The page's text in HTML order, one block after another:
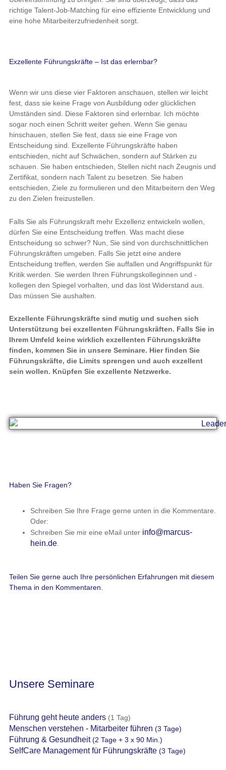
richtige Talent-Job-Matching für eine effiziente Entwicklung und
eine hohe Mitarbeiterzufriedenheit sorgt.
Exzellente Führungskräfte – Ist das erlernbar?
Wenn wir uns diese vier Faktoren anschauen, stellen wir leicht
fest, dass sie keine Frage von Ausbildung oder glücklichen
Umständen sind. Diese Faktoren sind erlernbar. Ich möchte
sogar noch einen Schritt weiter gehen. Wenn Sie genau
hinschauen, stellen Sie fest, dass sie eine Frage von
Entscheidung sind. Exzellente Führungskräfte haben
entschieden, nicht auf Schwächen, sondern auf Stärken zu
schauen. Sie haben entschieden, Stellen nicht nach Zeugnis und
Zertifikat, sondern nach Talent zu besetzen. Sie haben
entschieden, Ziele zu formulieren und den Mitarbeitern den Weg
zu den Zielen freizustellen.
Falls Sie als Führungskraft mehr Exzellenz entwickeln wollen,
dürfen Sie eine Entscheidung treffen. Was macht diese
Entscheidung so schwer? Nun, Sie sind von durchschnittlichen
Führungskräften umgeben. Falls Sie jetzt eine andere
Entscheidung treffen, werden Sie auffallen und Angriffspunkt für
Kritik werden. Sie werden Ihren Führungskolleginnen und -
kollegen den Spiegel vorhalten, und das löst Widerstand aus.
Das müssen Sie aushalten.
Exzellente Führungskräfte sind mutig und suchen sich
Unterstützung bei exzellenten Führungskräften. Falls Sie in
Ihrem Umfeld keine wirklich exzellenten Führungskräfte
finden, kommen Sie in unsere Seminare. Hier finden Sie
Führungskräfte, die Limits sprengen und auch exzellent
sein wollen. Knüpfen Sie exzellente Netzwerke.
Haben Sie Fragen?
Schreiben Sie Ihre Frage gerne unten in die Kommentare.
Oder:
Schreiben Sie mir eine eMail unter info@marcus-
hein.de.
Teilen Sie gerne auch Ihre persönlichen Erfahrungen mit diesem
Thema in den Kommentaren.
Unsere Seminare
Führung geht heute anders(1 Tag)
Menschen verstehen - Mitarbeiter führen (3 Tage)
Führung & Gesundheit(2 Tage + 3 x 90 Min.)
SelfCare Management für Führungskräfte(3 Tage)